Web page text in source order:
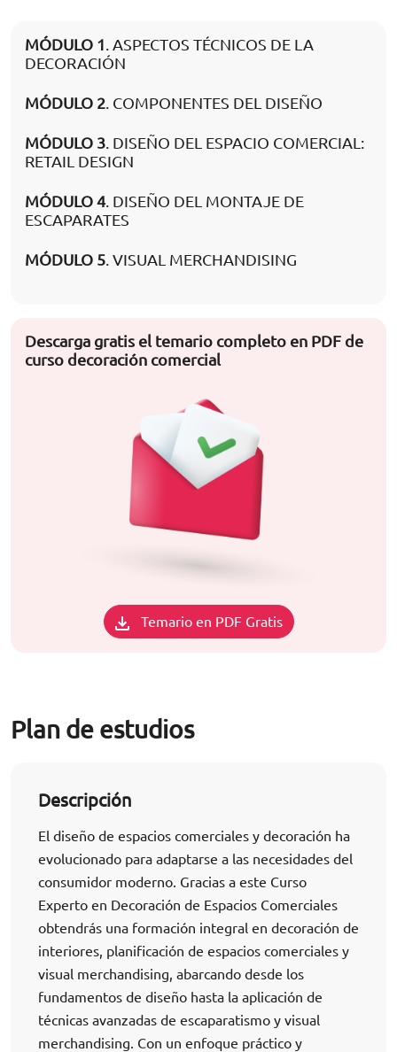
MÓDULO 1. ASPECTOS TÉCNICOS DE LA
DECORACIÓN
MÓDULO 2. COMPONENTES DEL DISEÑO
MÓDULO 3. DISEÑO DEL ESPACIO COMERCIAL:
RETAIL DESIGN
MÓDULO 4. DISEÑO DEL MONTAJE DE
ESCAPARATES
MÓDULO 5. VISUAL MERCHANDISING
Descarga gratis el temario completo en PDF de
curso decoración comercial
Temario en PDF Gratis
Plan de estudios
Descripción
El diseño de espacios comerciales y decoración ha
evolucionado para adaptarse a las necesidades del
consumidor moderno. Gracias a este Curso
Experto en Decoración de Espacios Comerciales
obtendrás una formación integral en decoración de
interiores, planificación de espacios comerciales y
visual merchandising, abarcando desde los
fundamentos de diseño hasta la aplicación de
técnicas avanzadas de escaparatismo y visual
merchandising. Con un enfoque práctico y